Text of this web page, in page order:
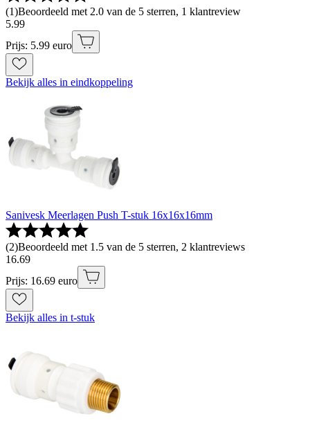
(1)Beoordeeld met 2.0 van de 5 sterren, 1 klantreview
5.99
Prijs: 5.99 euro
Bekijk alles in eindkoppeling
Sanivesk Meerlagen Push T-stuk 16x16x16mm
(2)Beoordeeld met 1.5 van de 5 sterren, 2 klantreviews
16.69
Prijs: 16.69 euro
Bekijk alles in t-stuk